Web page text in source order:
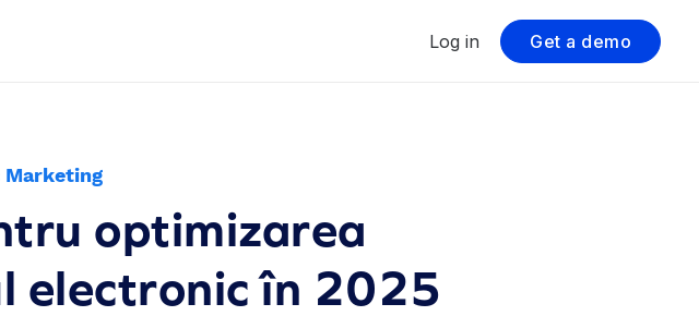
Log in Get a demo
Marketing
optimizarea
electronic în 2025